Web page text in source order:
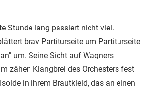
Stunde lang passiert nicht viel.
brav Partiturseite um Partiturseite
um. Seine Sicht auf Wagners
zähen Klangbrei des Orchesters fest
in ihrem Brautkleid, das an einen